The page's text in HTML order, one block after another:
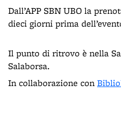
Dall’APP SBN UBO la
dieci giorni prima
Il punto di ritrovo è nella
Salaborsa.
In collaborazione con